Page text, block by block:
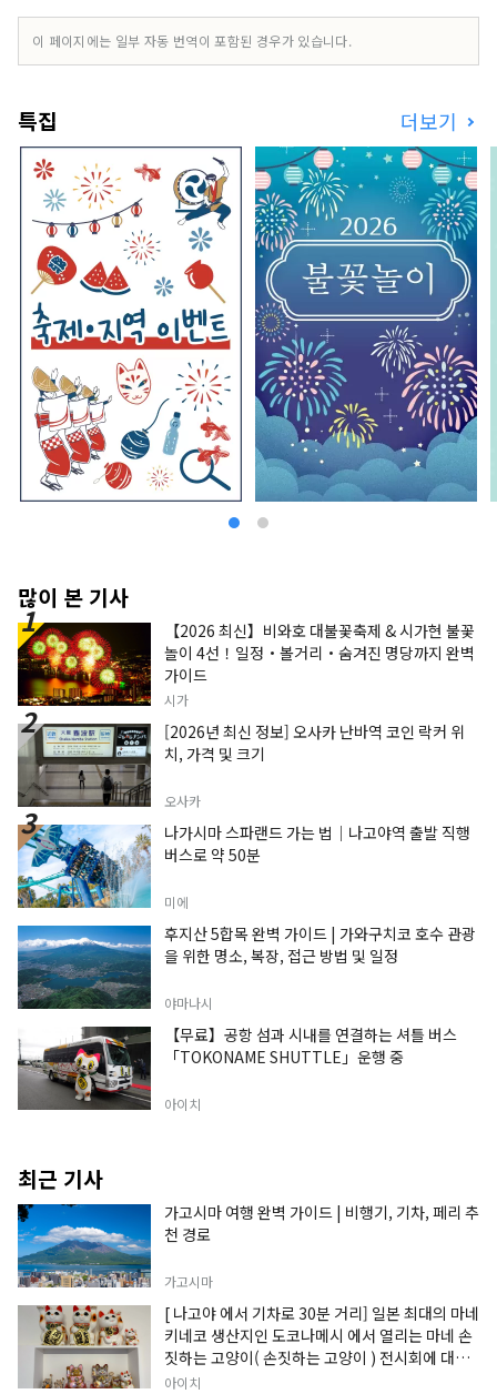
이 페이지에는 일부 자동 번역이 포함된 경우가 있습니다.
특집 더보기
많이 본 기사
【2026 최신】비와호 대불꽃축제 & 시가현 불꽃
놀이 4선！일정・볼거리・숨겨진 명당까지 완벽
가이드
시가
[2026년 최신 정보] 오사카 난바역 코인 락커 위
치, 가격 및 크기
오사카
나가시마 스파랜드 가는 법｜나고야역 출발 직행
버스로 약 50분
미에
후지산 5합목 완벽 가이드 | 가와구치코 호수 관광
을 위한 명소, 복장, 접근 방법 및 일정
야마나시
【무료】공항 섬과 시내를 연결하는 셔틀 버스
「TOKONAME SHUTTLE」운행 중
아이치
최근 기사
가고시마 여행 완벽 가이드 | 비행기, 기차, 페리 추
천 경로
가고시마
[ 나고야 에서 기차로 30분 거리] 일본 최대의 마네
키네코 생산지인 도코나메시 에서 열리는 마네 손
짓하는 고양이( 손짓하는 고양이 ) 전시회에 대한
정보입니다.
아이치